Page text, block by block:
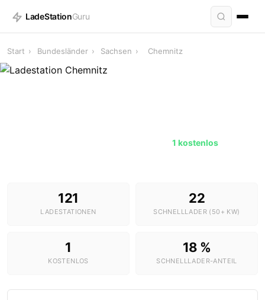
LadeStationGuru
Start › Bundesländer › Sachsen › Chemnitz
1 kostenlos
121
LADESTATIONEN
22
SCHNELLLADER (50+ KW)
1
KOSTENLOS
18 %
SCHNELLLADER-ANTEIL